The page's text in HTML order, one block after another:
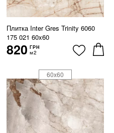
Плитка Inter Gres Trinity 6060
175 021 60x60
820 ГРН
м2
60x60